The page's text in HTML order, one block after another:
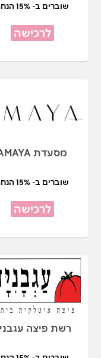
שוברים ב- 15% הנחה
לרכישה
מסעדת AMAYA
שוברים ב- 15% הנחה
לרכישה
רשת פיצה